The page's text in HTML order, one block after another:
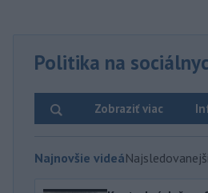
Politika na
Zobraziť viac
Najnovšie videá